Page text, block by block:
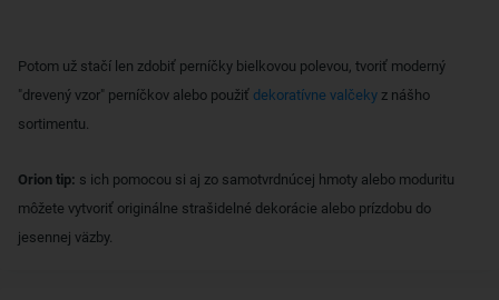
Potom už stačí len zdobiť perníčky bielkovou polevou, tvoriť moderný
"drevený vzor" perníčkov alebo použiť dekoratívne valčeky z nášho
sortimentu.
Orion tip: s ich pomocou si aj zo samotvrdnúcej hmoty alebo moduritu
môžete vytvoriť originálne strašidelné dekorácie alebo prízdobu do
jesennej väzby.